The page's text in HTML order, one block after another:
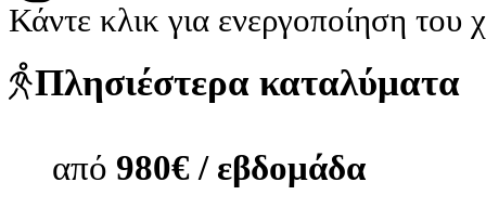
Κάντε κλικ για ενεργοποίηση του
Πλησιέστερα καταλύματα
από 980€ / εβδομάδα